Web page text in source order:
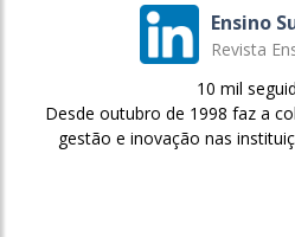
Ensino
Revista
10 mil
Desde outubro de 1998 faz a
gestão e inovação nas